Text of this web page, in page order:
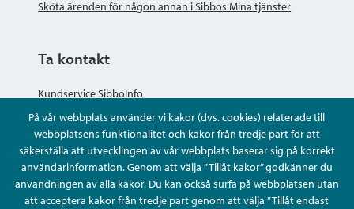
På vår webbplats använder vi kakor (dvs. cookies) relaterade till
webbplatsens funktionalitet och kakor från tredje part för att
säkerställa att utvecklingen av vår webbplats baserar sig på korrekt
användarinformation. Genom att välja ”Tillåt kakor” godkänner du
användningen av alla kakor. Du kan också surfa på webbplatsen utan
att acceptera kakor från tredje part genom att välja ”Tillåt endast
Sköta ärenden för någon annan i Sibbos Mina tjänster
Ta kontakt
Kundservice SibboInfo
Ge anonym respons
Ställ en fråga eller sköta ditt ärende
Kontaktuppgifter